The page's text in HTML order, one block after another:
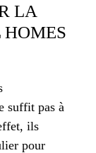
LA
suffit pas à
ils
pour